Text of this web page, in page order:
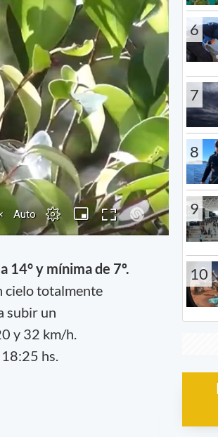
14° y mínima de 7º.
cielo totalmente
subir un
y 32 km/h.
hs.
6
7
8
9
10